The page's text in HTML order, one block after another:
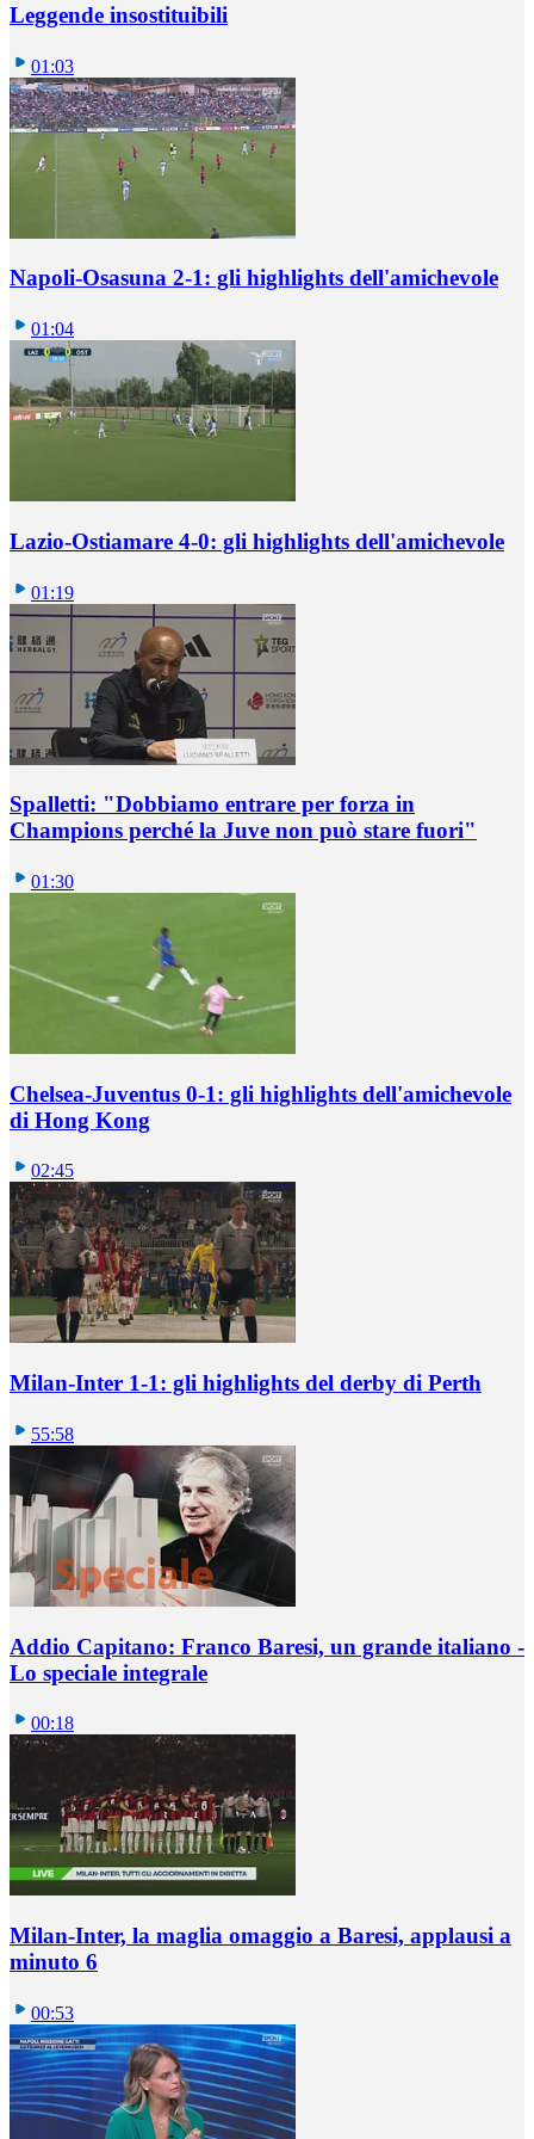
Leggende insostituibili
01:03
Napoli-Osasuna 2-1: gli highlights dell'amichevole
01:04
Lazio-Ostiamare 4-0: gli highlights dell'amichevole
01:19
Spalletti: "Dobbiamo entrare per forza in
Champions perché la Juve non può stare fuori"
01:30
Chelsea-Juventus 0-1: gli highlights dell'amichevole
di Hong Kong
02:45
Milan-Inter 1-1: gli highlights del derby di Perth
55:58
Addio Capitano: Franco Baresi, un grande italiano -
Lo speciale integrale
00:18
Milan-Inter, la maglia omaggio a Baresi, applausi a
minuto 6
00:53